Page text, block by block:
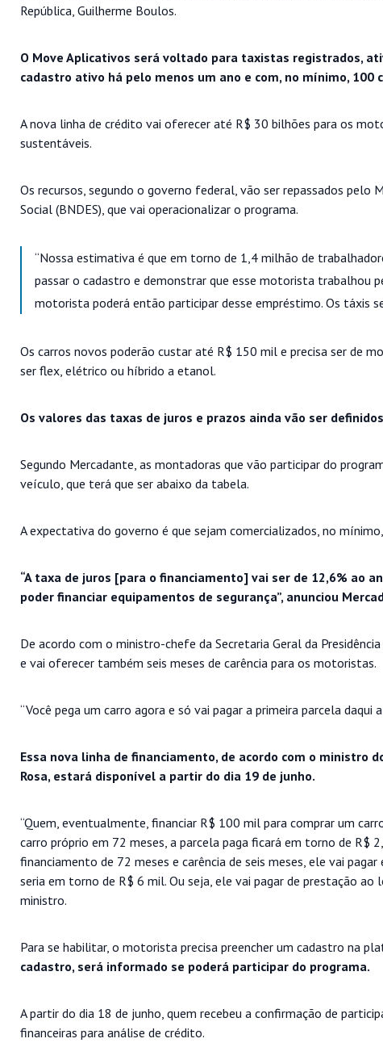
República, Guilherme Boulos.
O Move Aplicativos será voltado para taxistas registrados,
cadastro ativo há pelo menos um ano e com, no mínimo,
A nova linha de crédito vai oferecer até R$ 30 bilhões para os
sustentáveis.
Os recursos, segundo o governo federal, vão ser repassados
Social (BNDES), que vai operacionalizar o programa.
“Nossa estimativa é que em torno de 1,4 milhão de
passar o cadastro e demonstrar que esse motorista trabalhou
motorista poderá então participar desse empréstimo. Os táxis
Os carros novos poderão custar até R$ 150 mil e precisa ser de
ser flex, elétrico ou híbrido a etanol.
Os valores das taxas de juros e prazos ainda vão ser
Segundo Mercadante, as montadoras que vão participar do
veículo, que terá que ser abaixo da tabela.
A expectativa do governo é que sejam comercializados, no
“A taxa de juros [para o financiamento] vai ser de 12,6% ao
poder financiar equipamentos de segurança”, anunciou
De acordo com o ministro-chefe da Secretaria Geral da
e vai oferecer também seis meses de carência para os motoristas.
“Você pega um carro agora e só vai pagar a primeira parcela
Essa nova linha de financiamento, de acordo com o ministro
Rosa, estará disponível a partir do dia 19 de junho.
“Quem, eventualmente, financiar R$ 100 mil para comprar um
carro próprio em 72 meses, a parcela paga ficará em torno de R$
financiamento de 72 meses e carência de seis meses, ele vai
seria em torno de R$ 6 mil. Ou seja, ele vai pagar de prestação
ministro.
Para se habilitar, o motorista precisa preencher um cadastro na
cadastro, será informado se poderá participar do programa.
A partir do dia 18 de junho, quem recebeu a confirmação de
financeiras para análise de crédito.